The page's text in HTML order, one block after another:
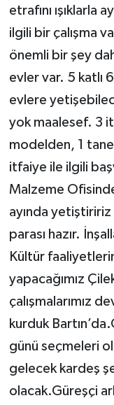
etrafını ışıklarla
ilgili bir çalışma
önemli bir şey
evler var. 5 katlı
evlere
yok maalesef. 3
modelden, 1
itfaiye ile ilgili
Malzeme
ayında yetiştiririz
parası hazır.
Kültür
yapacağımız
çalışmalarımız
kurduk
günü seçmeleri
gelecek kardeş
olacak.Güreşçi